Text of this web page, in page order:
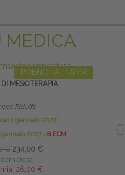
PRENOTA PRIMA
MESOTERAPIA
Ridulfo
1 gennaio 2027
2027 ∙ 8 ECM
€ 234,00 €
compresa
26,00 €